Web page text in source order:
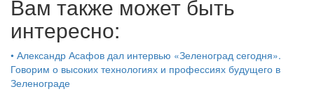
Вам также может быть
интересно:
• Александр Асафов дал интервью «Зеленоград сегодня».
Говорим о высоких технологиях и профессиях будущего в
Зеленограде